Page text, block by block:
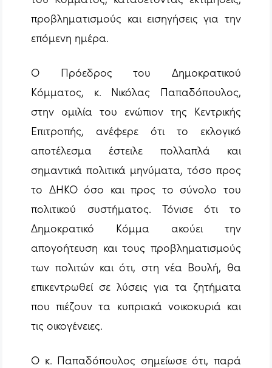
προβληματισμούς και εισηγήσεις για την
επόμενη ημέρα.
Ο Πρόεδρος του Δημοκρατικού
Κόμματος, κ. Νικόλας Παπαδόπουλος,
στην ομιλία του ενώπιον της Κεντρικής
Επιτροπής, ανέφερε ότι το εκλογικό
αποτέλεσμα έστειλε πολλαπλά και
σημαντικά πολιτικά μηνύματα, τόσο προς
το ΔΗΚΟ όσο και προς το σύνολο του
πολιτικού συστήματος. Τόνισε ότι το
Δημοκρατικό Κόμμα ακούει την
απογοήτευση και τους προβληματισμούς
των πολιτών και ότι, στη νέα Βουλή, θα
επικεντρωθεί σε λύσεις για τα ζητήματα
που πιέζουν τα κυπριακά νοικοκυριά και
τις οικογένειες.
Ο κ. Παπαδόπουλος σημείωσε ότι, παρά